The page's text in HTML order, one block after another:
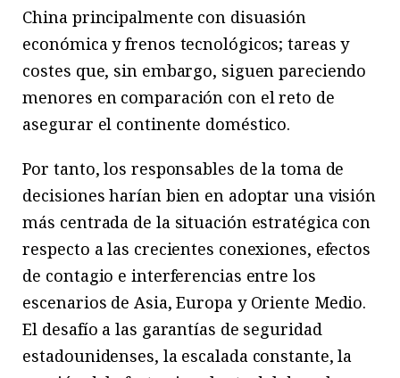
China principalmente con disuasión
económica y frenos tecnológicos; tareas y
costes que, sin embargo, siguen pareciendo
menores en comparación con el reto de
asegurar el continente doméstico.
Por tanto, los responsables de la toma de
decisiones harían bien en adoptar una visión
más centrada de la situación estratégica con
respecto a las crecientes conexiones, efectos
de contagio e interferencias entre los
escenarios de Asia, Europa y Oriente Medio.
El desafío a las garantías de seguridad
estadounidenses, la escalada constante, la